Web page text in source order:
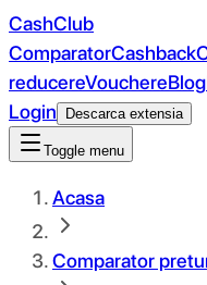
CashClub
ComparatorCashback
reducereVouchereBlog
Login
Descarca extensia
Toggle menu
Acasa
Comparator